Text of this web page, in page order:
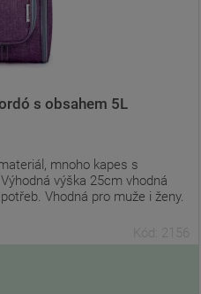
s obsahem 5L
mnoho kapes s
výška 25cm vhodná
Vhodná pro muže i ženy.
Kód: 2156